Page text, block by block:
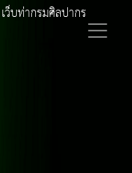
เว็บท่ากรมศิลปากร